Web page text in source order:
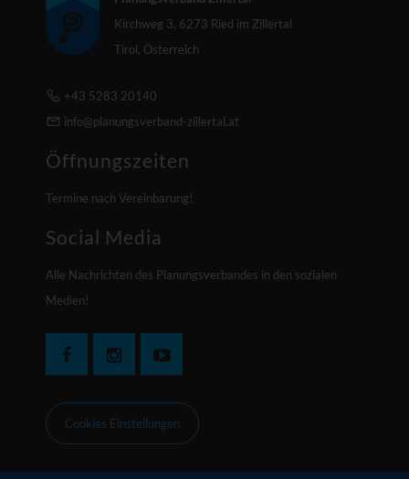
Kirchweg 3, 6273 Ried im Zillertal
Tirol, Österreich
+43 5283 20140
info@planungsverband-zillertal.at
Öffnungszeiten
Termine nach Vereinbarung!
Social Media
Alle Nachrichten des Planungsverbandes in den sozialen
Medien!
Cookies Einstellungen